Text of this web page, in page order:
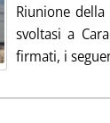
Riunione
svoltasi a
firmati, i